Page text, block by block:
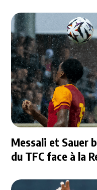
Messali et Sauer
du TFC face à la